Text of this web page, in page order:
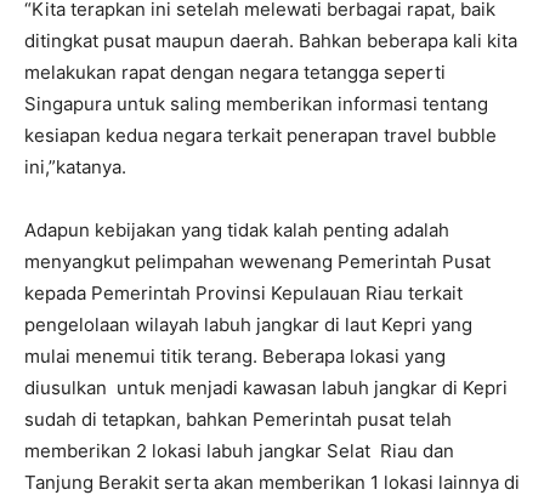
“Kita terapkan ini setelah melewati berbagai rapat, baik
ditingkat pusat maupun daerah. Bahkan beberapa kali kita
melakukan rapat dengan negara tetangga seperti
Singapura untuk saling memberikan informasi tentang
kesiapan kedua negara terkait penerapan travel bubble
ini,”katanya.
Adapun kebijakan yang tidak kalah penting adalah
menyangkut pelimpahan wewenang Pemerintah Pusat
kepada Pemerintah Provinsi Kepulauan Riau terkait
pengelolaan wilayah labuh jangkar di laut Kepri yang
mulai menemui titik terang. Beberapa lokasi yang
diusulkan untuk menjadi kawasan labuh jangkar di Kepri
sudah di tetapkan, bahkan Pemerintah pusat telah
memberikan 2 lokasi labuh jangkar Selat Riau dan
Tanjung Berakit serta akan memberikan 1 lokasi lainnya di